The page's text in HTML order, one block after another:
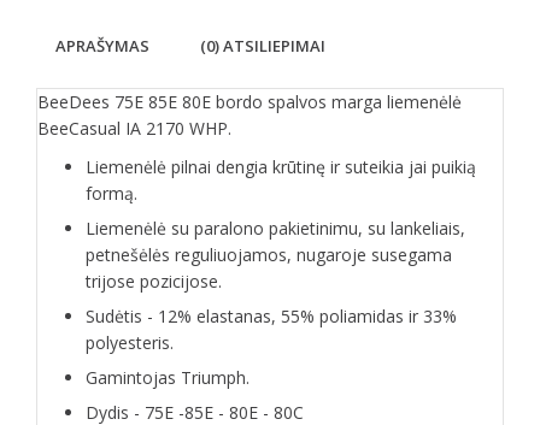
APRAŠYMAS (0) ATSILIEPIMAI
BeeDees 75E 85E 80E bordo spalvos marga liemenėlė
BeeCasual IA 2170 WHP.
Liemenėlė pilnai dengia krūtinę ir suteikia jai puikią
formą.
Liemenėlė su paralono pakietinimu, su lankeliais,
petnešėlės reguliuojamos, nugaroje susegama
trijose pozicijose.
Sudėtis - 12% elastanas, 55% poliamidas ir 33%
polyesteris.
Gamintojas Triumph.
Dydis - 75E -85E - 80E - 80C